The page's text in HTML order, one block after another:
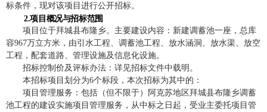
标条件，现对该项目进行公开招标。
2.项目概况与招标范围
项目位于拜城县布隆乡。主要建设内容：新建调蓄池一座，总库
容967万立方米，由引水工程、调蓄池工程、放水涵洞、放水渠、放空
工程，配套道路、管理设施及信息化设施。
招标控制价及评标办法：详见招标文件中载明。
本招标项目划分为6个标段，本次招标为其中的：
项目管理服务：包括（但不限于）阿克苏地区拜城县布隆乡调蓄
池工程的建设实施项目管理服务，从中标之日起，受业主委托项目管